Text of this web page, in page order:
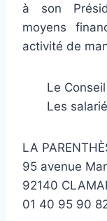
à son
moyens
activité de
Le
Les
LA
95 avenue
92140
01 40 95 90